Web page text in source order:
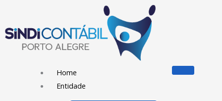
conteúdo
Home
Entidade